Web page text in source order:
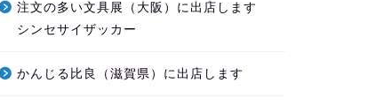
注文の多い文具展（大阪）に出店します
シンセサイザッカー
かんじる比良（滋賀県）に出店します